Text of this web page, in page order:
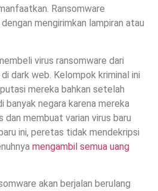
Ransomware
mengirimkan lampiran atau
virus ransomware dari
dark web. Kelompok kriminal ini
mereka bahkan setelah
banyak negara karena mereka
membuat varian virus baru
ini, peretas tidak mendekripsi
mengambil semua uang
akan berjalan berulang